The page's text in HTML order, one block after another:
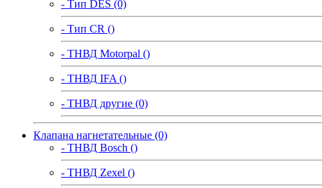
- Тип DES (0)
- Тип CR ()
- ТНВД Motorpal ()
- ТНВД IFA ()
- ТНВД другие (0)
Клапана нагнетательные (0)
- ТНВД Bosch ()
- ТНВД Zexel ()